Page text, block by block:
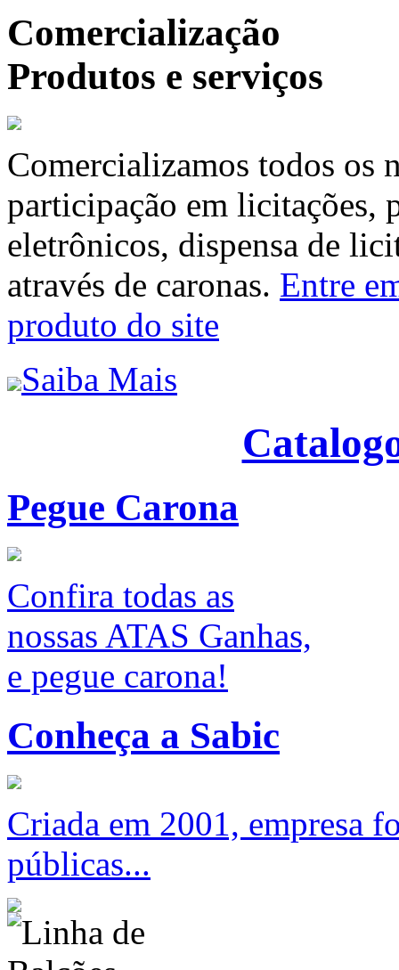
Comercialização
Produtos e serviços
Comercializamos todos os
participação em licitações,
eletrônicos, dispensa de
através de caronas. Entre
produto do site
Saiba Mais
Pegue Carona
Confira todas as
nossas ATAS Ganhas,
e pegue carona!
Conheça a Sabic
Criada em 2001, empresa
públicas...